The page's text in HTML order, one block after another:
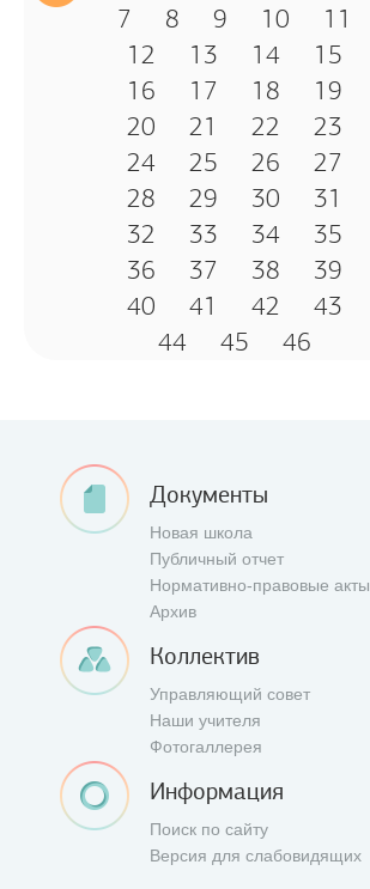
7
8 9 10
11
12
13 14
15
16
17 18
19
20
21 22
23
24
25 26
27
28
29 30
31
32
33 34
35
36
37 38
39
40
41 42
43
44
45 46
Документы
Новая школа
Публичный отчет
Нормативно-правовые акты
Архив
Коллектив
Управляющий совет
Наши учителя
Фотогаллерея
Информация
Поиск по сайту
Версия для слабовидящих